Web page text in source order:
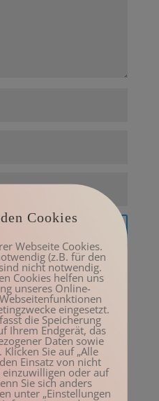
Cookies
Webseite Cookies.
(z.B. für den
nicht notwendig.
Cookies helfen uns
unseres Online-
eingesetzt.
die Speicherung
Ihrem Endgerät, das
Daten sowie
Sie auf „Alle
Einsatz von nicht
oder auf
Sie sich anders
unter „Einstellungen